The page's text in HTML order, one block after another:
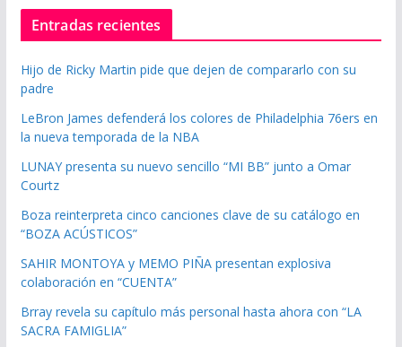
Entradas recientes
Hijo de Ricky Martin pide que dejen de compararlo con su
padre
LeBron James defenderá los colores de Philadelphia 76ers en
la nueva temporada de la NBA
LUNAY presenta su nuevo sencillo “MI BB” junto a Omar
Courtz
Boza reinterpreta cinco canciones clave de su catálogo en
“BOZA ACÚSTICOS”
SAHIR MONTOYA y MEMO PIÑA presentan explosiva
colaboración en “CUENTA”
Brray revela su capítulo más personal hasta ahora con “LA
SACRA FAMIGLIA”